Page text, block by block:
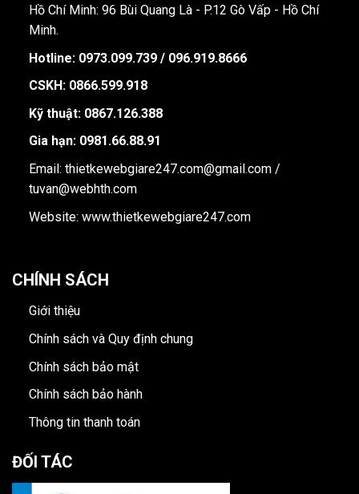
Hồ Chí Minh: 96 Bùi Quang Là - P.12 Gò Vấp - Hồ Chí
Minh.
Hotline: 0973.099.739 / 096.919.8666
CSKH: 0866.599.918
Kỹ thuật: 0867.126.388
Gia hạn: 0981.66.88.91
Email: thietkewebgiare247.com@gmail.com /
tuvan@webhth.com
Website: www.thietkewebgiare247.com
CHÍNH SÁCH
Giới thiệu
Chính sách và Quy định chung
Chính sách bảo mật
Chính sách bảo hành
Thông tin thanh toán
ĐỐI TÁC